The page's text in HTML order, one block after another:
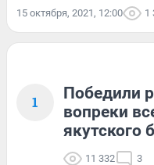
15 октября, 2021, 12:00 1
1
Победили
вопреки
якутского
11 332 3